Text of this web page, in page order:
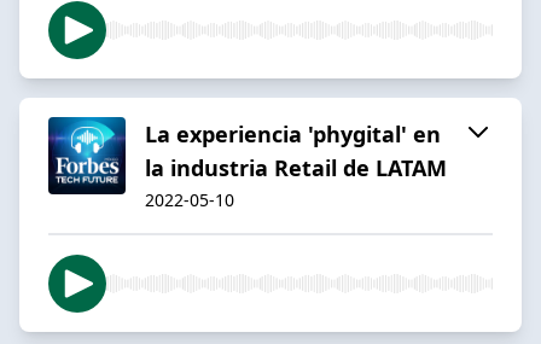
La experiencia 'phygital' en
la industria Retail de LATAM
2022-05-10